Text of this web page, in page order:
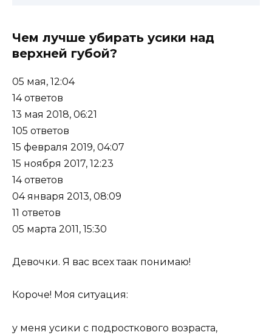
Чем лучше убирать усики над
верхней губой?
05 мая, 12:04
14 ответов
13 мая 2018, 06:21
105 ответов
15 февраля 2019, 04:07
15 ноября 2017, 12:23
14 ответов
04 января 2013, 08:09
11 ответов
05 марта 2011, 15:30
Девочки. Я вас всех таак понимаю!
Короче! Моя ситуация:
у меня усики с подросткового возраста,